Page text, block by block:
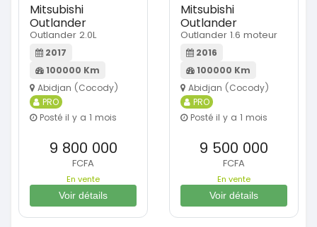
Mitsubishi
Outlander
Outlander 2.0L
2017
100000 Km
Abidjan (Cocody)
PRO
Posté il y a 1 mois
9 800 000
FCFA
En vente
Voir détails
Mitsubishi
Outlander
Outlander 1.6 moteur
2016
100000 Km
Abidjan (Cocody)
PRO
Posté il y a 1 mois
9 500 000
FCFA
En vente
Voir détails